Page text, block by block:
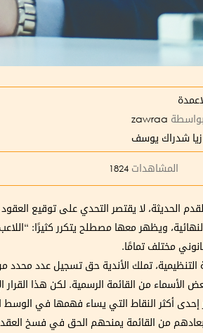
زيا شدراك يوسف
المشاهدات 1824
الحديثة، لا يقتصر التحدي على توقيع العقود
ويظهر معها مصطلح يتكرر كثيرًا:
مختلف تمامًا.
التنظيمية، تملك الأندية حق تسجيل عدد محدد
الأسماء من القائمة الرسمية. لكن هذا القرار
أكثر النقاط التي يساء فهمها في الوسط
من القائمة يمنحهم الحق في فسخ العقد